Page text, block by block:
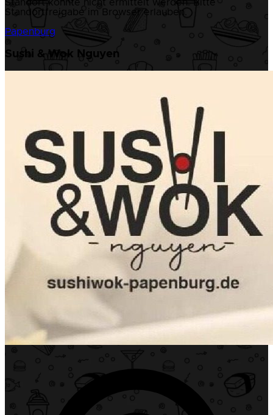
Standort konnte nicht ermittelt werden. Bitte
Standortfreigabe im Browser erlauben.
Papenburg
Sushi & Wok Nguyen